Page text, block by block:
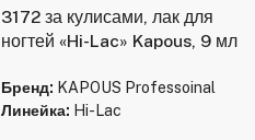
3172 за кулисами, лак для
ногтей «Hi-Lac» Kapous, 9 мл
Бренд: KAPOUS Professoinal
Линейка: Hi-Lac